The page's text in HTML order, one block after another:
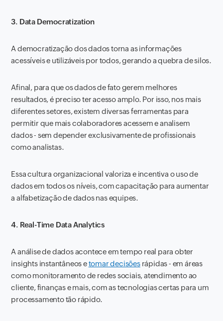
3. Data Democratization
A democratização dos dados torna as informações
acessíveis e utilizáveis por todos, gerando a quebra de silos.
Afinal, para que os dados de fato gerem melhores
resultados, é preciso ter acesso amplo. Por isso, nos mais
diferentes setores, existem diversas ferramentas para
permitir que mais colaboradores acessem e analisem
dados - sem depender exclusivamente de profissionais
como analistas.
Essa cultura organizacional valoriza e incentiva o uso de
dados em todos os níveis, com capacitação para aumentar
a alfabetização de dados nas equipes.
4. Real-Time Data Analytics
A análise de dados acontece em tempo real para obter
insights instantâneos etomar decisõesrápidas - em áreas
como monitoramento de redes sociais, atendimento ao
cliente, finanças e mais, com as tecnologias certas para um
processamento tão rápido.